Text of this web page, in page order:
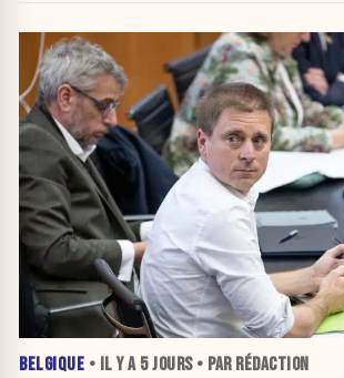
BELGIQUE • IL Y A 5 JOURS• PAR RÉDACTION